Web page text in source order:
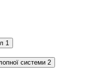
1
системи 2